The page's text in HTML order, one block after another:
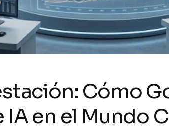
Cómo
en el Mundo